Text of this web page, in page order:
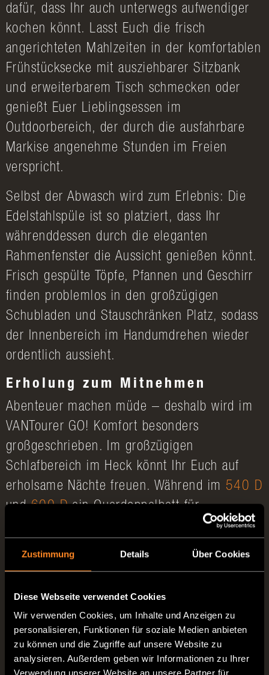
Zustimmung Details Über Cookies
Diese Webseite verwendet Cookies
Wir verwenden Cookies, um Inhalte und Anzeigen zu
personalisieren, Funktionen für soziale Medien anbieten
zu können und die Zugriffe auf unsere Website zu
analysieren. Außerdem geben wir Informationen zu Ihrer
dafür, dass Ihr auch unterwegs aufwendiger
kochen könnt. Lasst Euch die frisch
angerichteten Mahlzeiten in der komfortablen
Frühstücksecke mit ausziehbarer Sitzbank
und erweiterbarem Tisch schmecken oder
genießt Euer Lieblingsessen im
Outdoorbereich, der durch die ausfahrbare
Markise angenehme Stunden im Freien
verspricht.
Selbst der Abwasch wird zum Erlebnis: Die
Edelstahlspüle ist so platziert, dass Ihr
währenddessen durch die eleganten
Rahmenfenster die Aussicht genießen könnt.
Frisch gespülte Töpfe, Pfannen und Geschirr
finden problemlos in den großzügigen
Schubladen und Stauschränken Platz, sodass
der Innenbereich im Handumdrehen wieder
ordentlich aussieht.
Erholung zum Mitnehmen
Abenteuer machen müde – deshalb wird im
VANTourer GO! Komfort besonders
großgeschrieben. Im großzügigen
Schlafbereich im Heck könnt Ihr Euch auf
erholsame Nächte freuen. Während im 540 D
und600 Dein Querdoppelbett für
entspannte Stunden sorgt, erreichen die
mit einem
Eures Roadtrips.
Doch der Komfort endet nicht beim Schlafen: